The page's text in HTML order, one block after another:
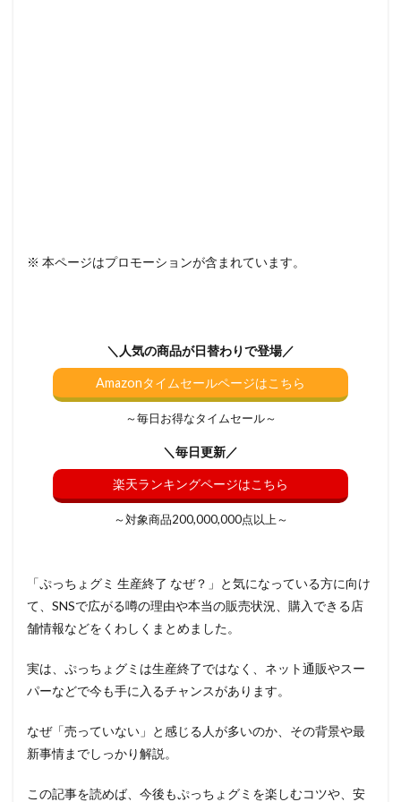
※ 本ページはプロモーションが含まれています。
＼人気の商品が日替わりで登場／
Amazonタイムセールページはこちら
～毎日お得なタイムセール～
＼毎日更新／
楽天ランキングページはこちら
～対象商品200,000,000点以上～
「ぷっちょグミ 生産終了 なぜ？」と気になっている方に向け
て、SNSで広がる噂の理由や本当の販売状況、購入できる店
舗情報などをくわしくまとめました。
実は、ぷっちょグミは生産終了ではなく、ネット通販やスー
パーなどで今も手に入るチャンスがあります。
なぜ「売っていない」と感じる人が多いのか、その背景や最
新事情までしっかり解説。
この記事を読めば、今後もぷっちょグミを楽しむコツや、安